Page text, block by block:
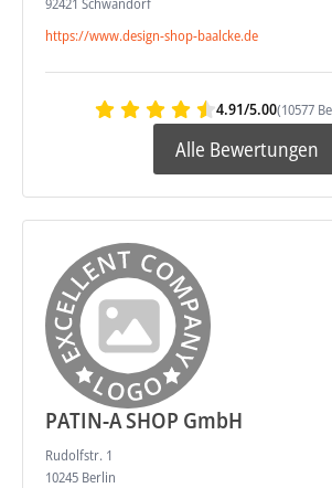
https://www.design-shop-baalcke.de
4.91/5.00(10577
Alle Bewertungen
PATIN-A SHOP GmbH
Rudolfstr. 1
10245 Berlin